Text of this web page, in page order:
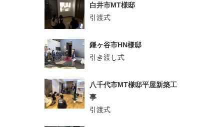
白井市MT様邸
引渡式
鎌ヶ谷市HN様邸
引き渡し式
八千代市MT様邸平屋新築工
事
引渡式